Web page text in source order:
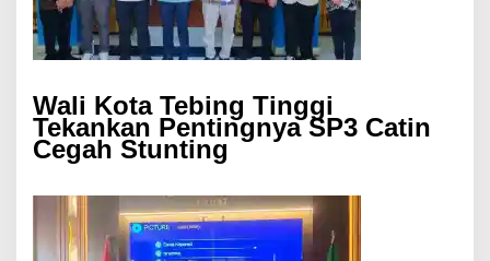
Wali Kota Tebing Tinggi
Tekankan Pentingnya SP3 Catin
Cegah Stunting